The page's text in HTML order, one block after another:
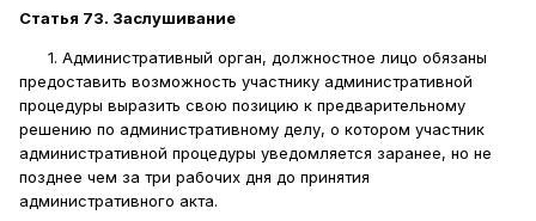
Статья 73. Заслушивание
1. Административный орган, должностное лицо обязаны
предоставить возможность участнику административной
процедуры выразить свою позицию к предварительному
решению по административному делу, о котором участник
административной процедуры уведомляется заранее, но не
позднее чем за три рабочих дня до принятия
административного акта.